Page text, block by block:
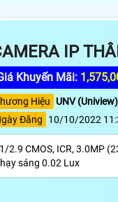
IP
Khuyến Mãi:
Hiệu
UNV (Uniview)
Đăng
10/10/2022
2.9 CMOS, ICR, 3.0MP
sáng 0.02 Lux